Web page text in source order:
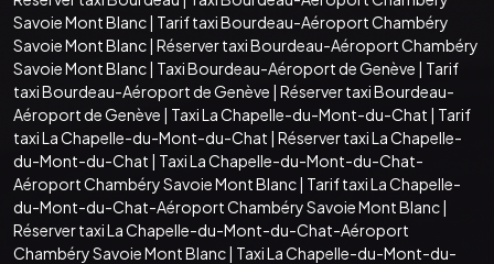
Savoie Mont Blanc| Tarif taxi Bourdeau-Aéroport Chambéry
Savoie Mont Blanc| Réserver taxi Bourdeau-Aéroport Chambéry
Savoie Mont Blanc| Taxi Bourdeau-Aéroport de Genève | Tarif
taxi Bourdeau-Aéroport de Genève | Réserver taxi Bourdeau-
Aéroport de Genève | Taxi La Chapelle-du-Mont-du-Chat | Tarif
taxi La Chapelle-du-Mont-du-Chat | Réserver taxi La Chapelle-
du-Mont-du-Chat | Taxi La Chapelle-du-Mont-du-Chat-
Aéroport Chambéry Savoie Mont Blanc| Tarif taxi La Chapelle-
du-Mont-du-Chat-Aéroport Chambéry Savoie Mont Blanc|
Réserver taxi La Chapelle-du-Mont-du-Chat-Aéroport
Chambéry Savoie Mont Blanc| Taxi La Chapelle-du-Mont-du-